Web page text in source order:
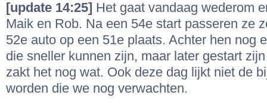
[update 14:25] Het gaat vandaag wederom
Maik en Rob. Na een 54e start passeren ze
52e auto op een 51e plaats. Achter hen nog
die sneller kunnen zijn, maar later gestart
zakt het nog wat. Ook deze dag lijkt niet de
worden die we nog verwachten.